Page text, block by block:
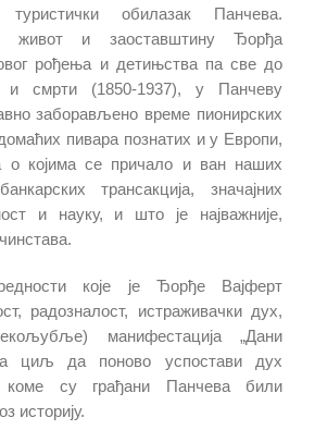
туристички обилазак Панчева.
живот и заоставштину Ђорђа
рођења и детињства па све до
и смрти (1850-1937), у Панчеву
заборављено време пионирских
пивара познатих и у Европи,
о којима се причало и ван наших
трансакција, значајних
и науку, и што је најважније,
које је Ђорђе Вајферт
радозналост, истраживачки дух,
манифестација „Дани
циљ да поново успостави дух
коме су грађани Панчева били
историју.